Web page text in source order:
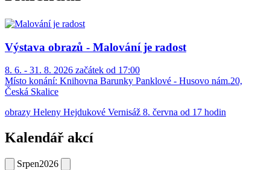
Výstava obrazů - Malování je radost
8. 6. - 31. 8. 2026 začátek od 17:00
Místo konání: Knihovna Barunky Panklové - Husovo nám.20,
Česká Skalice
obrazy Heleny Hejdukové Vernisáž 8. června od 17 hodin
Kalendář akcí
Srpen2026